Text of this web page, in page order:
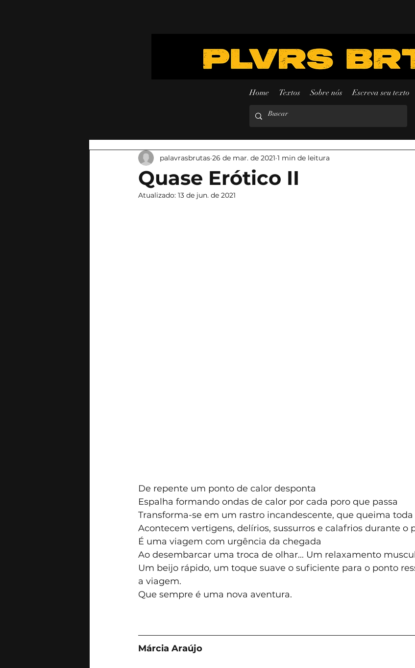
Home Textos Sobre nós Escreva seu texto
Quase Erótico II
palavrasbrutas 26 de mar. de 2021 1 min de leitura
Atualizado: 13 de jun. de 2021
De repente um ponto de calor desponta
Espalha formando ondas de calor por cada poro que passa
Transforma-se em um rastro incandescente, que queima toda
Acontecem vertigens, delírios, sussurros e calafrios durante o
É uma viagem com urgência da chegada
Ao desembarcar uma troca de olhar... Um relaxamento
Um beijo rápido, um toque suave o suficiente para o ponto
a viagem.
Que sempre é uma nova aventura.
Márcia Araújo